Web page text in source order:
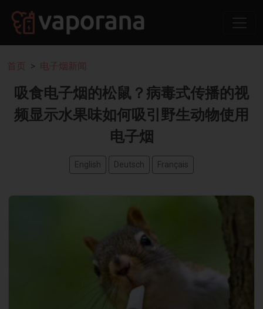
首页 电子烟新闻
吸食电子烟的松鼠？病毒式传播的视
频显示水果味如何吸引野生动物使用
电子烟
English Deutsch Français